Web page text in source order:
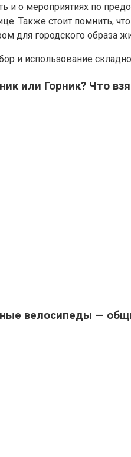
и о мероприятиях по
Также стоит помнить,
для городского образа
и использование
или Горник? Что
велосипеды —